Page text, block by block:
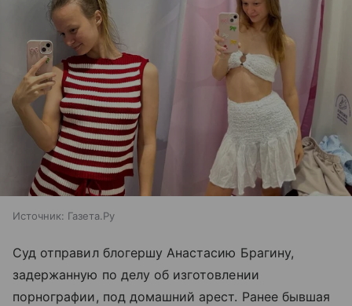
Источник: Газета.Ру
Суд отправил блогершу Анастасию Брагину,
задержанную по делу об изготовлении
порнографии, под домашний арест. Ранее бывшая